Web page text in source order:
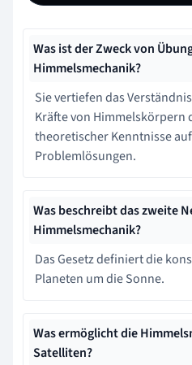
Was ist der Zweck von
Himmelsmechanik?
Sie vertiefen das
Kräfte von Himmelskörpern
theoretischer Kenntnisse
Problemlösungen.
Was beschreibt das zweite
Himmelsmechanik?
Das Gesetz definiert die
Planeten um die Sonne.
Was ermöglicht die
Satelliten?